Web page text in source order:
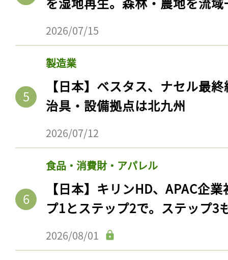
2026/07/15
製造業
【日本】ベスタス、ナセル最
治具・設備拠点は北九州
2026/07/12
食品・消費財・アパレル
【日本】キリンHD、APAC企
プ1とステップ2で。ステップ3
2026/08/01